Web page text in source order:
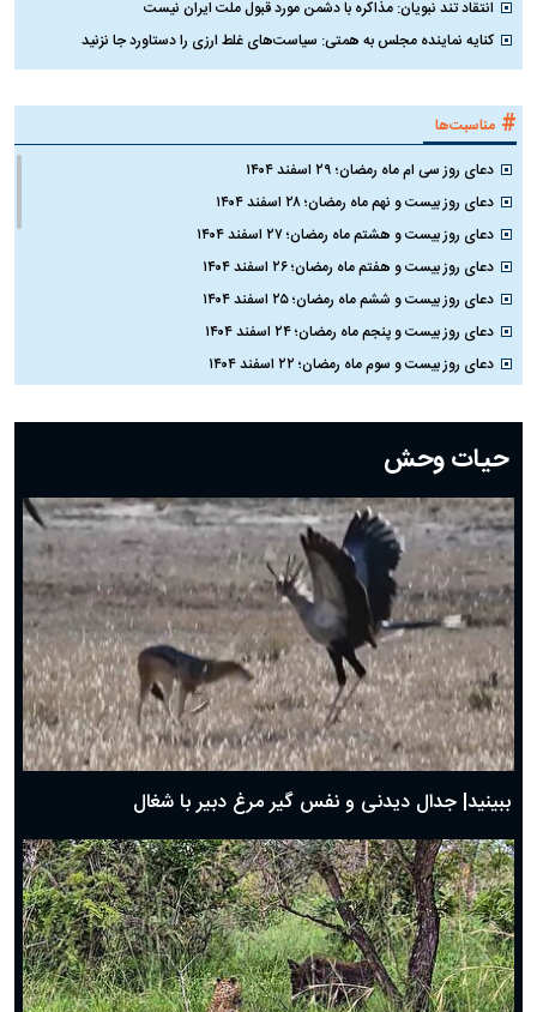
انتقاد تند نبویان: مذاکره با دشمن مورد قبول ملت ایران نیست
کنایه نماینده مجلس به همتی: سیاست‌های غلط ارزی را دستاورد جا نزنید
# مناسبت‌ها
دعای روز سی ام ماه رمضان؛ ۲۹ اسفند ۱۴۰۴
دعای روز بیست و نهم ماه رمضان؛ ۲۸ اسفند ۱۴۰۴
دعای روز بیست و هشتم ماه رمضان؛ ۲۷ اسفند ۱۴۰۴
دعای روز بیست و هفتم ماه رمضان؛ ۲۶ اسفند ۱۴۰۴
دعای روز بیست و ششم ماه رمضان؛ ۲۵ اسفند ۱۴۰۴
دعای روز بیست و پنجم ماه رمضان؛ ۲۴ اسفند ۱۴۰۴
دعای روز بیست و سوم ماه رمضان؛ ۲۲ اسفند ۱۴۰۴
دعای روز بیستم ماه رمضان؛ ۱۹ اسفند ۱۴۰۴
دعای روز هشتم ماه مبارک رمضان؛ ۷ اسفند ماه ۱۴۰۴
دعای روز هفتم ماه رمضان؛ ۶ اسفند ۱۴۰۴
دعای روز ششم ماه رمضان؛ ۵ اسفند ۱۴۰۴
دعای روز پنجم ماه رمضان؛ ۴ اسفند ۱۴۰۴
دعای روز چهارم ماه مبارک رمضان؛ ۳ اسفند ۱۴۰۴
دعای روز سوم ماه مبارک رمضان؛ ۱۴ اسفند ۱۴۰۴
دعای روز دوم ماه مبارک رمضان ۱ اسفند ماه ۱۴۰۴
دعای روز اول ماه مبارک رمضان، ۳۰ بهمن ۱۴۰۴
حضرت زینب(س) چگونه از دنیا رفت؟
بهترین پیامک تبریک روز پدر ۱۴۰۴؛ جملات زیبا و صمیمانه
حیات وحش
ببینید| جدال دیدنی و نفس گیر مرغ دبیر با شغال